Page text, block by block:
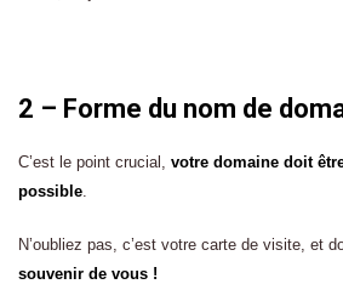
2 – Forme du nom de
C’est le point crucial, votre domaine doit
possible.
N’oubliez pas, c’est votre carte de visite, et
souvenir de vous !